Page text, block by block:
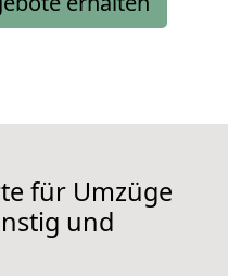
für Umzüge
und